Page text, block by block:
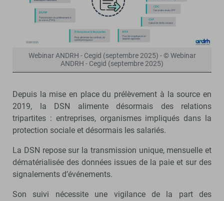
Webinar ANDRH - Cegid (septembre 2025) - © Webinar
ANDRH - Cegid (septembre 2025)
Depuis la mise en place du prélèvement à la source en
2019, la DSN alimente désormais des relations
tripartites : entreprises, organismes impliqués dans la
protection sociale et désormais les salariés.
La DSN repose sur la transmission unique, mensuelle et
dématérialisée des données issues de la paie et sur des
signalements d’événements.
Son suivi nécessite une vigilance de la part des